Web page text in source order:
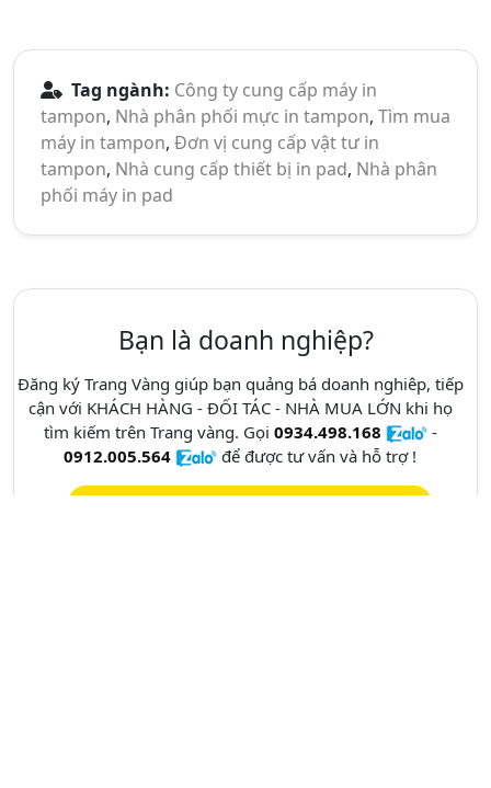
Tag ngành: Công ty cung cấp máy in
tampon, Nhà phân phối mực in tampon, Tìm mua
máy in tampon, Đơn vị cung cấp vật tư in
tampon, Nhà cung cấp thiết bị in pad, Nhà phân
phối máy in pad
Bạn là doanh nghiệp?
Đăng ký Trang Vàng giúp bạn quảng bá doanh nghiêp, tiếp
cận với KHÁCH HÀNG - ĐỐI TÁC - NHÀ MUA LỚN khi họ
tìm kiếm trên Trang vàng. Gọi 0934.498.168
-
0912.005.564
để được tư vấn và hỗ trợ !